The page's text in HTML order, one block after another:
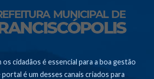
cidadãos é essencial para a boa gestão
portal é um desses canais criados para